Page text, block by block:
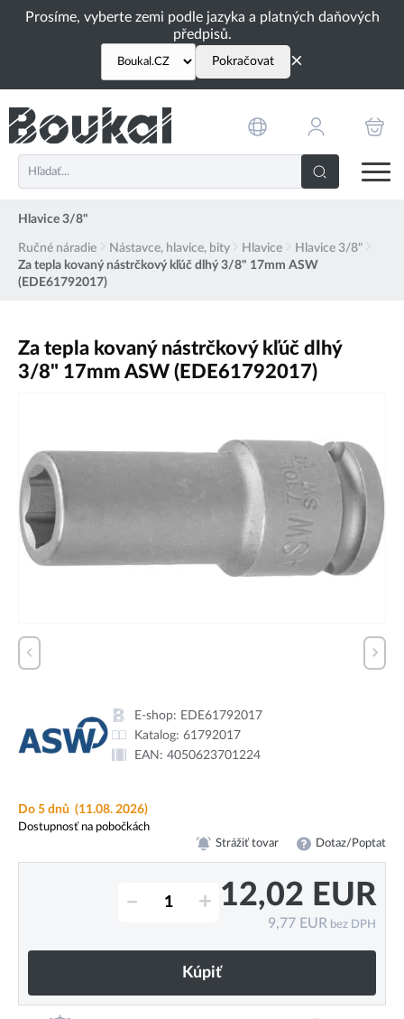
Prosíme, vyberte zemi podle jazyka a platných daňových
předpisů.
Pokračovat ×
Hlavice 3/8"
Ručné náradie Nástavce, hlavice, bity Hlavice
Hlavice 3/8"
Za tepla kovaný nástrčkový kľúč dlhý 3/8" 17mm ASW
(EDE61792017)
Za tepla kovaný nástrčkový kľúč dlhý
3/8" 17mm ASW (EDE61792017)
E-shop: EDE61792017
Katalog: 61792017
EAN: 4050623701224
Do 5 dnů (11.08. 2026)
Dostupnosť na pobočkách
Strážiť tovar Dotaz/Poptat
– + 12,02 EUR
9,77 EUR bez DPH
Kúpiť